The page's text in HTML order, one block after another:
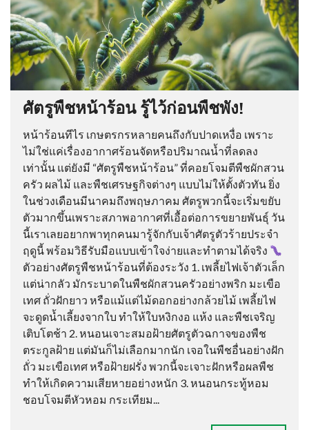
ศัตรูพืชหน้าร้อน รู้ไว้ก่อนพืชพัง!
หน้าร้อนทีไร เกษตรกรหลายคนถึงกับปาดเหงื่อ เพราะ
ไม่ใช่แค่เรื่องอากาศร้อนจัดหรือปริมาณน้ำที่ลดลง
เท่านั้น แต่ยังมี “ศัตรูพืชหน้าร้อน” ที่คอยโจมตีพืชผักสวน
ครัว ผลไม้ และพืชเศรษฐกิจต่างๆ แบบไม่ให้ตั้งตัวทัน ยิ่ง
ในช่วงเดือนมีนาคมถึงพฤษภาคม ศัตรูพวกนี้จะเริ่มขยับ
ตัวมากขึ้นเพราะสภาพอากาศที่เอื้อต่อการขยายพันธุ์ วัน
นี้เราเลยอยากพาทุกคนมารู้จักกับเจ้าศัตรูตัวร้ายประจำ
ฤดูนี้ พร้อมวิธีรับมือแบบเข้าใจง่ายและทำตามได้จริง
ตัวอย่างศัตรูพืชหน้าร้อนที่ต้องระวัง 1. เพลี้ยไฟเจ้าตัวเล็ก
แต่น่ากลัว มักระบาดในพืชผักสวนครัวอย่างพริก มะเขือ
เทศ ถั่วฝักยาว หรือแม้แต่ไม้ดอกอย่างกล้วยไม้ เพลี้ยไฟ
จะดูดน้ำเลี้ยงจากใบ ทำให้ใบหงิกงอ แห้ง และพืชเจริญ
เติบโตช้า 2. หนอนเจาะสมอฝ้ายศัตรูตัวฉกาจของพืช
ตระกูลฝ้าย แต่มันก็ไม่เลือกมากนัก เจอในพืชอื่นอย่างฝัก
ถั่ว มะเขือเทศ หรือฝ้ายฝรั่ง พวกนี้จะเจาะฝักหรือผลพืช
ทำให้เกิดความเสียหายอย่างหนัก 3. หนอนกระทู้หอม
ชอบโจมตีหัวหอม กระเทียม...